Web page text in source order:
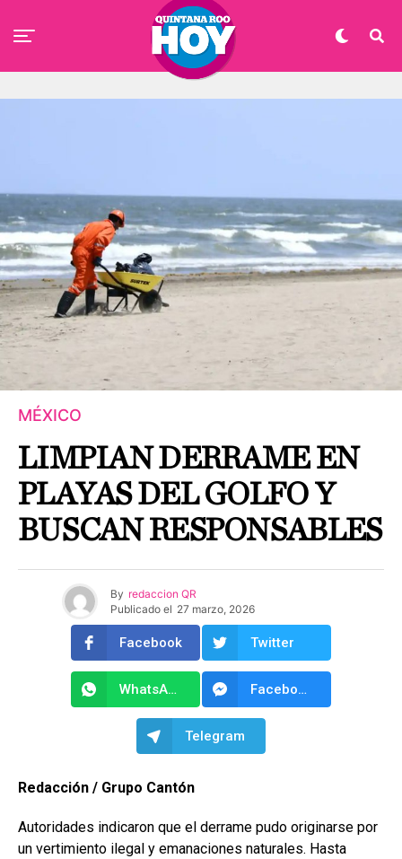
MÉXICO
LIMPIAN DERRAME EN
PLAYAS DEL GOLFO Y
BUSCAN RESPONSABLES
By redaccion QR
Publicado el 27 marzo, 2026
Facebook Twitter
WhatsApp Facebook Messenger
Telegram
Redacción / Grupo Cantón
Autoridades indicaron que el derrame pudo originarse por
un vertimiento ilegal y emanaciones naturales. Hasta